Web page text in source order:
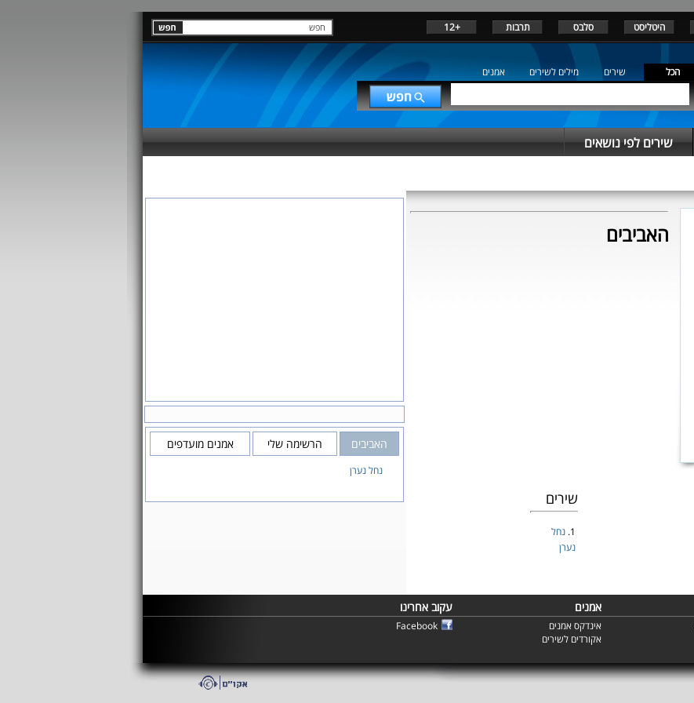
היטליסט סלבס תרבות +12
הכל שירים מילים לשירים אמנים
שירים לפי נושאים
האביבים
שירים
1. נחל
נערן
האביבים הרשימה שלי אמנים מועדפים
נחל נערן
אמנים עקוב אחרינו
אינדקס אמנים
אקורדים לשירים
Facebook